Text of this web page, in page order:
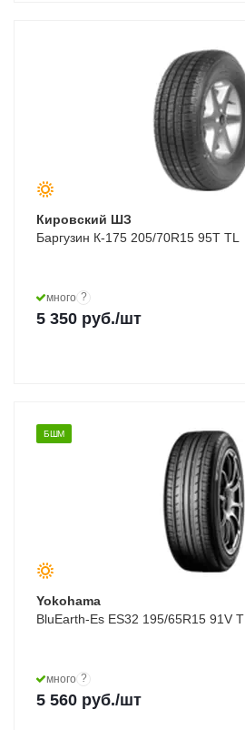
Кировский ШЗ
Баргузин К-175 205/70R15 95T TL
много ?
5 350 руб./шт
БШМ
Yokohama
BluEarth-Es ES32 195/65R15 91V
много ?
5 560 руб./шт